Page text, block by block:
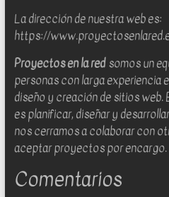
para
la
implantación,
diseño
y
desarrollo
de
web
sites
software
La dirección de nuestra web es:
https://
Proyectos en la redsomos un
personas con larga experiencia
diseño y creación de sitios
es planificar, diseñar y
nos cerramos a colaborar con
aceptar proyectos por encargo.
Comentarios